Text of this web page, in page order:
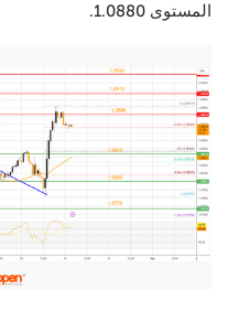
المستوى 1.0880.